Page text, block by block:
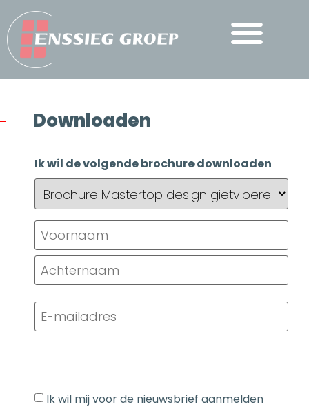
Downloaden
Ik wil de volgende brochure downloaden
Naam
(Vereist)
E-
mailadres
(Vereist)
Nieuwsbrief
Ik wil mij voor de nieuwsbrief aanmelden